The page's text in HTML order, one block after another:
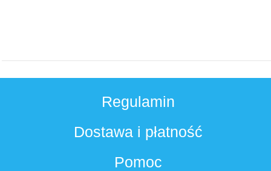
Regulamin
Dostawa i płatność
Pomoc